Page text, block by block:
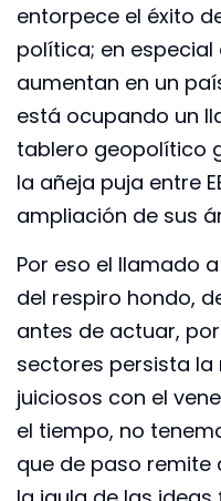
entorpece el éxito
política; en
aumentan en un
está ocupando un
tablero geopolítico
la añeja puja entre
ampliación de sus
Por eso el llamado
del respiro hondo,
antes de actuar,
sectores persista
juiciosos con el
el tiempo, no
que de paso remite